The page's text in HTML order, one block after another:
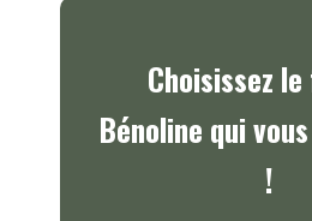
Choisissez
Bénoline qui
!